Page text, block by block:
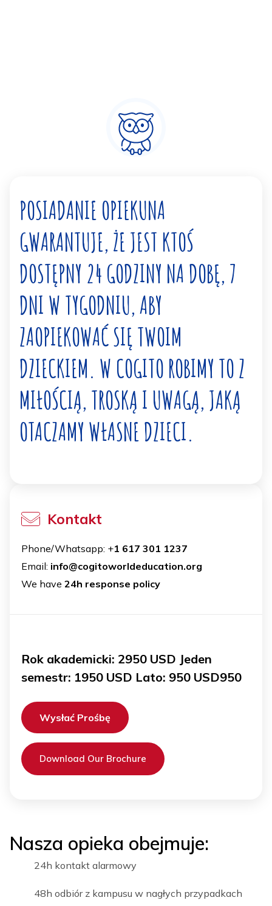
POSIADANIE OPIEKUNA
GWARANTUJE, ŻE JEST KTOŚ
DOSTĘPNY 24 GODZINY NA DOBĘ, 7
DNI W TYGODNIU, ABY
ZAOPIEKOWAĆ SIĘ TWOIM
DZIECKIEM. W COGITO ROBIMY TO Z
MIŁOŚCIĄ, TROSKĄ I UWAGĄ, JAKĄ
OTACZAMY WŁASNE DZIECI.
Kontakt
Phone/Whatsapp: +1 617 301 1237
Email: info@cogitoworldeducation.org
We have 24h response policy
Rok akademicki: 2950 USD Jeden
semestr: 1950 USD Lato: 950 USD950
Wysłać Prośbę
Download Our Brochure
Nasza opieka obejmuje:
24h kontakt alarmowy
48h odbiór z kampusu w nagłych przypadkach